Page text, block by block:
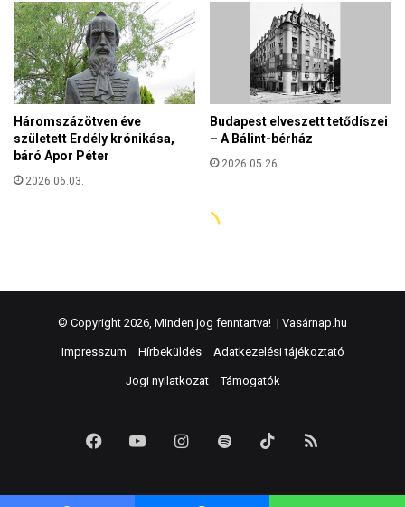
© Copyright 2026, Minden jog fenntartva! | Vasárnap.hu
Impresszum Hírbeküldés Adatkezelési tájékoztató
Jogi nyilatkozat Támogatók
FacebookYouTubeInstagram
Spotify TikTok